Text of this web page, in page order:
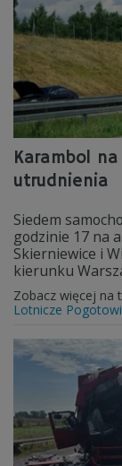
Karambol
utrudnienia
Siedem
godzinie 17 na
Skierniewice i
kierunku
Zobacz więcej na
Lotnicze